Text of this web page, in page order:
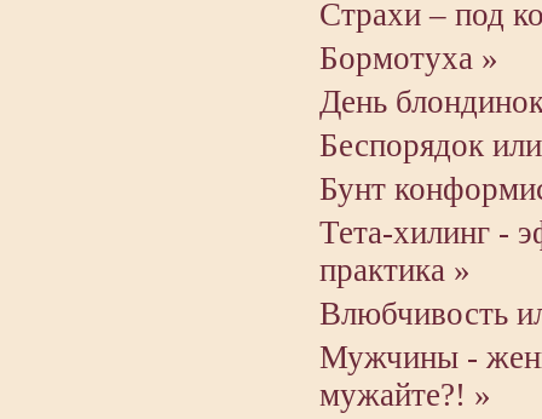
Страхи – под
Бормотуха »
День
Беспорядок
Бунт
Тета-хилинг -
практика »
Влюбчивость
Мужчины -
мужайте?! »